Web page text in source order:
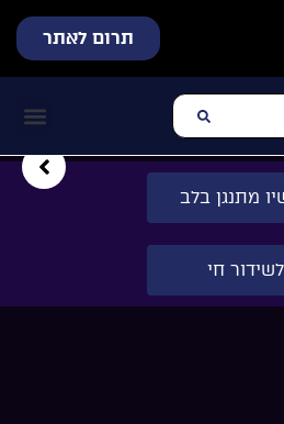
תרום לאתר
מתנגן בלב
לשידור חי